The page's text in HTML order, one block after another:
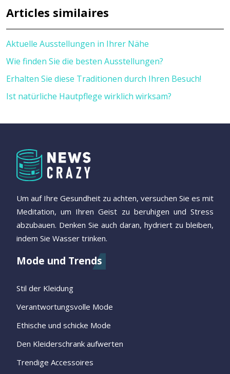
Articles similaires
Aktuelle Ausstellungen in Ihrer Nähe
Wie finden Sie die besten Ausstellungen?
Erhalten Sie diese Traditionen durch Ihren Besuch!
Ist natürliche Hautpflege wirklich wirksam?
Um auf Ihre Gesundheit zu achten, versuchen Sie es mit
Meditation, um Ihren Geist zu beruhigen und Stress
abzubauen. Denken Sie auch daran, hydriert zu bleiben,
indem Sie Wasser trinken.
Mode und Trends
Stil der Kleidung
Verantwortungsvolle Mode
Ethische und schicke Mode
Den Kleiderschrank aufwerten
Trendige Accessoires